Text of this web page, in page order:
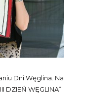
Dni Węglina. Na
DZIEŃ WĘGLINA”